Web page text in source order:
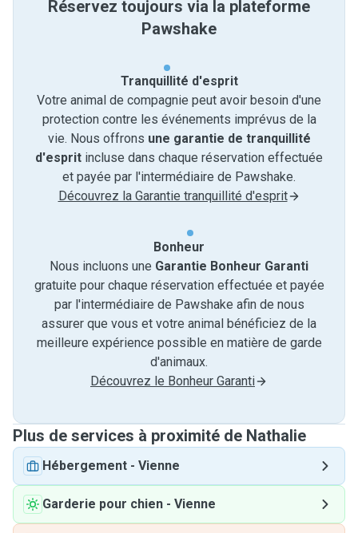
Réservez toujours via la plateforme
Pawshake
Tranquillité d'esprit
Votre animal de compagnie peut avoir besoin d'une
protection contre les événements imprévus de la
vie. Nous offrons une garantie de tranquillité
d'esprit incluse dans chaque réservation effectuée
et payée par l'intermédiaire de Pawshake.
Découvrez la Garantie tranquillité d'esprit
Bonheur
Nous incluons une Garantie Bonheur Garanti
gratuite pour chaque réservation effectuée et payée
par l'intermédiaire de Pawshake afin de nous
assurer que vous et votre animal bénéficiez de la
meilleure expérience possible en matière de garde
d'animaux.
Découvrez le Bonheur Garanti
Plus de services à proximité de Nathalie
Hébergement - Vienne
Garderie pour chien - Vienne